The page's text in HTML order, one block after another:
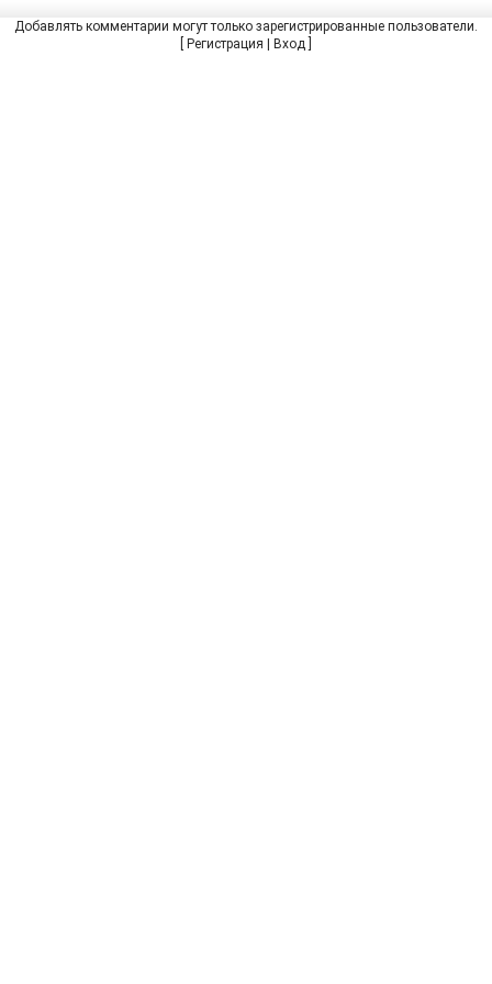
Добавлять комментарии могут только зарегистрированные пользователи.
Регистрация | Вход